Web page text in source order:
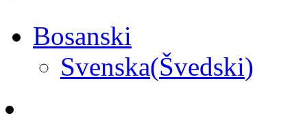
Bosanski
Svenska(Švedski)